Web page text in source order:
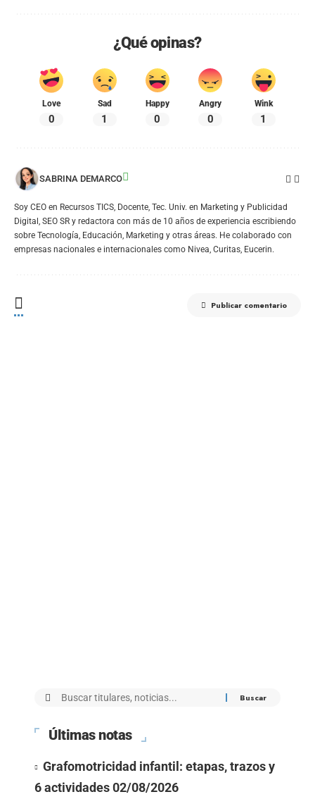
¿Qué opinas?
Love
0
Sad
1
Happy
0
Angry
0
Wink
1
SABRINA DEMARCO
Soy CEO en Recursos TICS, Docente, Tec. Univ. en Marketing y Publicidad
Digital, SEO SR y redactora con más de 10 años de experiencia escribiendo
sobre Tecnología, Educación, Marketing y otras áreas. He colaborado con
empresas nacionales e internacionales como Nivea, Curitas, Eucerin.
Publicar comentario
Últimas notas
Grafomotricidad infantil: etapas, trazos y
6 actividades02/08/2026